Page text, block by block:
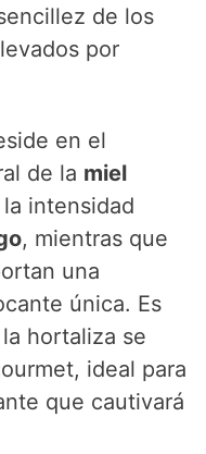
de los
por
en el
de la miel
intensidad
, mientras que
una
única. Es
hortaliza se
ideal para
que cautivará